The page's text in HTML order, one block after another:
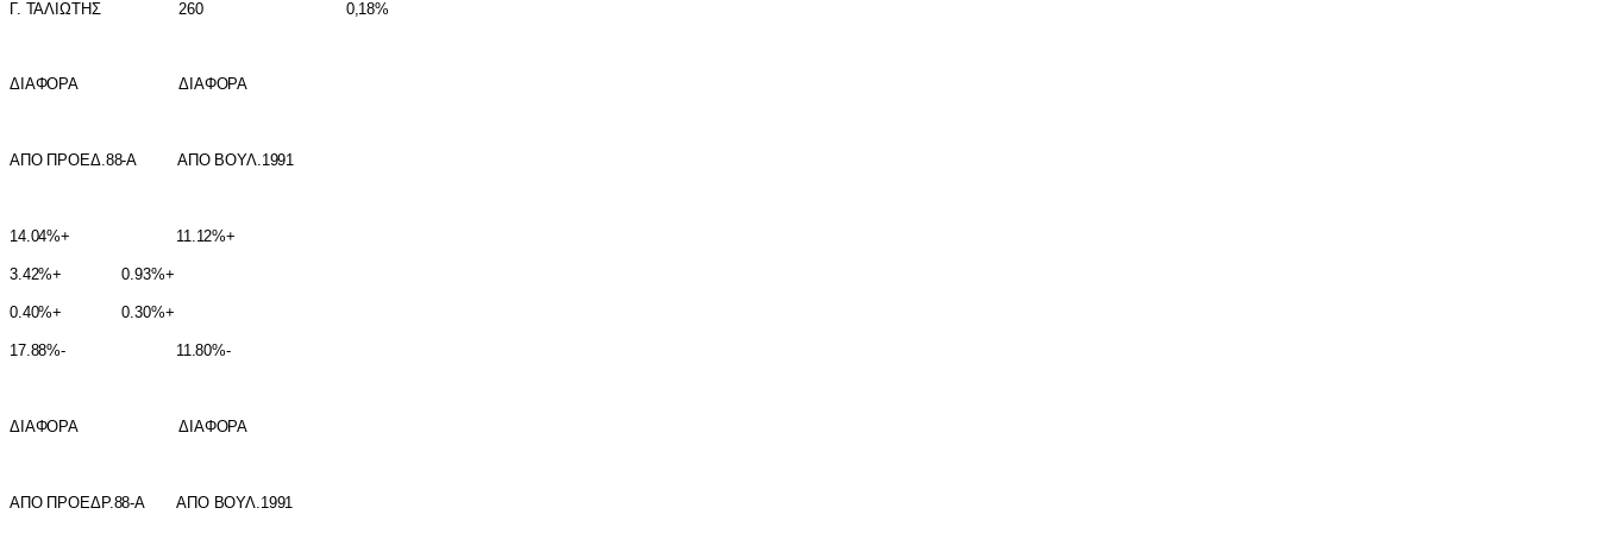
Γ. ΤΑΛ IΩΤΗΣ 260 0,18%
ΔIΑΦΟΡΑ ΔIΑΦΟΡΑ
ΑΠΟ ΠΡΟΕΔ.88-Α ΑΠΟ ΒΟΥΛ.1991
14.04%+ 11.12%+
3.42%+ 0.93%+
0.40%+ 0.30%+
17.88%- 11.80%-
ΔIΑΦΟΡΑ ΔIΑΦΟΡΑ
ΑΠΟ ΠΡΟΕΔΡ.88-Α ΑΠΟ ΒΟΥΛ.1991